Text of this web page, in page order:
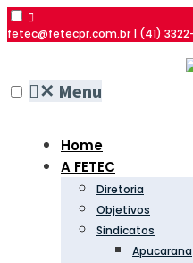
fetec@fetecpr.com.br | (41)
✕ Menu
Home
A FETEC
Diretoria
Objetivos
Sindicatos
Apucarana